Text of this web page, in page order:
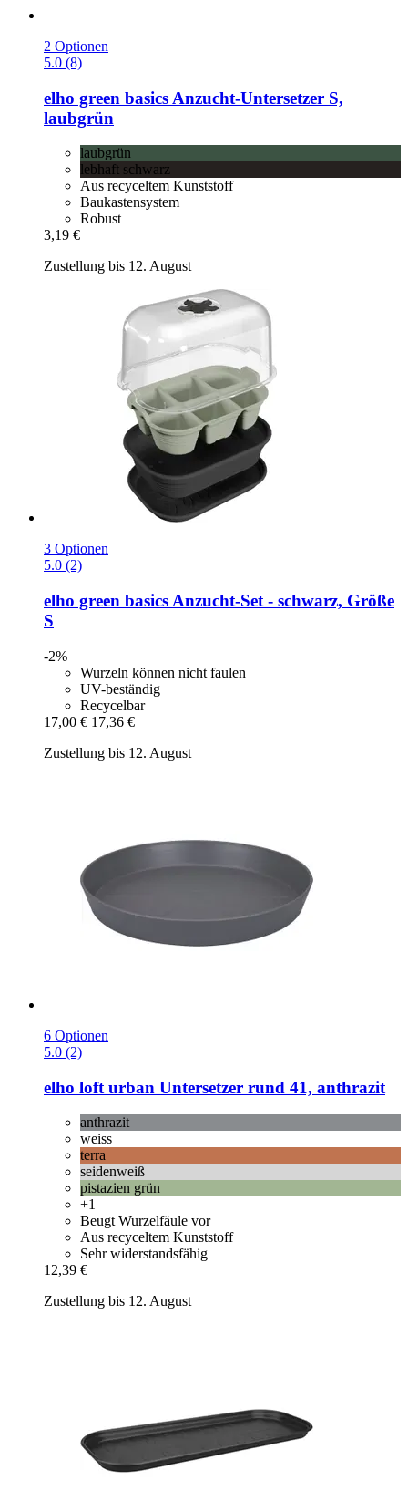
2 Optionen
5.0 (8)
elho green basics Anzucht-​Untersetzer S,
laubgrün
laubgrün
lebhaft schwarz
Aus recyceltem Kunststoff
Baukastensystem
Robust
3,19 €
Zustellung bis 12. August
3 Optionen
5.0 (2)
elho green basics Anzucht-​Set -​ schwarz, Größe
S
-2%
Wurzeln können nicht faulen
UV-beständig
Recycelbar
17,00 € 17,36 €
Zustellung bis 12. August
6 Optionen
5.0 (2)
elho loft urban Untersetzer rund 41, anthrazit
anthrazit
weiss
terra
seidenweiß
pistazien grün
+1
Beugt Wurzelfäule vor
Aus recyceltem Kunststoff
Sehr widerstandsfähig
12,39 €
Zustellung bis 12. August